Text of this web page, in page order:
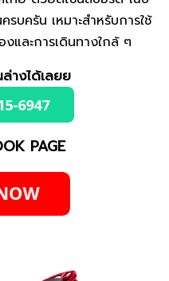
บครัน เหมาะสำหรับการใช้
งและการเดินทางใกล้ ๆ
างได้เลยย
PAGE